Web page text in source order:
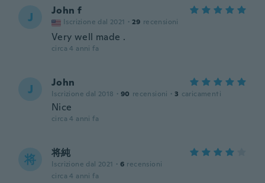
J John f
Iscrizione dal 2021 · 29 recensioni
Very well made .
circa 4 anni fa
J John
Iscrizione dal 2018 · 90 recensioni · 3 caricamenti
Nice
circa 4 anni fa
将 将純
Iscrizione dal 2021 · 6 recensioni
circa 4 anni fa